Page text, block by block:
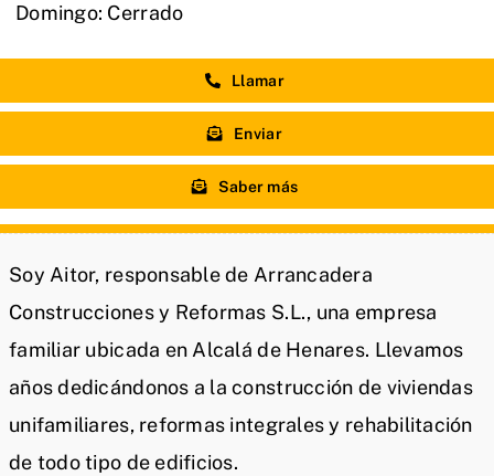
Soy Aitor, responsable de Arrancadera
Construcciones y Reformas S.L., una empresa
familiar ubicada en Alcalá de Henares. Llevamos
años dedicándonos a la construcción de viviendas
unifamiliares, reformas integrales y rehabilitación
de todo tipo de edificios.
Domingo: Cerrado
Llamar
Enviar
Saber más